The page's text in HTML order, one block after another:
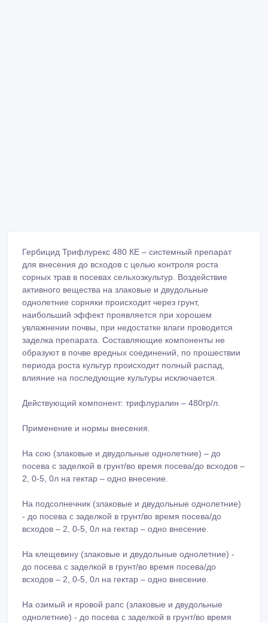
Гербицид Трифлурекс 480 КЕ – системный препарат
для внесения до всходов с целью контроля роста
сорных трав в посевах сельхозкультур. Воздействие
активного вещества на злаковые и двудольные
однолетние сорняки происходит через грунт,
наибольший эффект проявляется при хорошем
увлажнении почвы, при недостатке влаги проводится
заделка препарата. Составляющие компоненты не
образуют в почве вредных соединений, по прошествии
периода роста культур происходит полный распад,
влияние на последующие культуры исключается.
Действующий компонент: трифлуралин – 480гр/л.
Применение и нормы внесения.
На сою (злаковые и двудольные однолетние) – до
посева с заделкой в грунт/во время посева/до всходов –
2, 0-5, 0л на гектар – одно внесение.
На подсолнечник (злаковые и двудольные однолетние)
- до посева с заделкой в грунт/во время посева/до
всходов – 2, 0-5, 0л на гектар – одно внесение.
На клещевину (злаковые и двудольные однолетние) -
до посева с заделкой в грунт/во время посева/до
всходов – 2, 0-5, 0л на гектар – одно внесение.
На озимый и яровой рапс (злаковые и двудольные
однолетние) - до посева с заделкой в грунт/во время